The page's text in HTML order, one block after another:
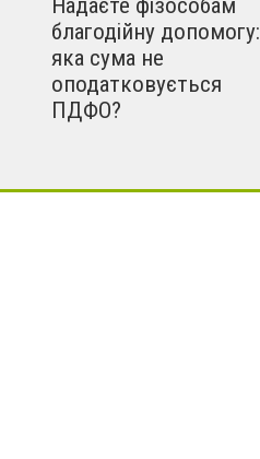
Надаєте фізособам
благодійну допомогу:
яка сума не
оподатковується
ПДФО?